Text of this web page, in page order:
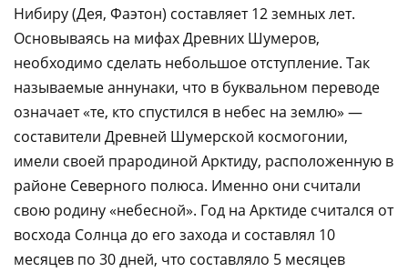
Нибиру (Дея, Фаэтон) составляет 12 земных лет.
Основываясь на мифах Древних Шумеров,
необходимо сделать небольшое отступление. Так
называемые аннунаки, что в буквальном переводе
означает «те, кто спустился в небес на землю» —
составители Древней Шумерской космогонии,
имели своей прародиной Арктиду, расположенную в
районе Северного полюса. Именно они считали
свою родину «небесной». Год на Арктиде считался от
восхода Солнца до его захода и составлял 10
месяцев по 30 дней, что составляло 5 месяцев